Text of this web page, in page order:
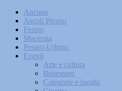
Ancona
Ascoli Piceno
Fermo
Macerata
Pesaro-Urbino
Eventi
Arte e cultura
Benessere
Categorie e luoghi